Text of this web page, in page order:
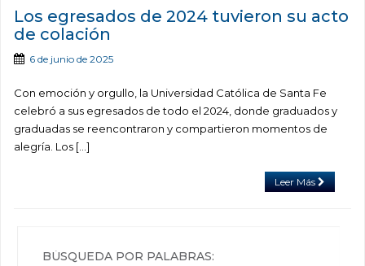
Los egresados de 2024 tuvieron su acto
de colación
6 de junio de 2025
Con emoción y orgullo, la Universidad Católica de Santa Fe
celebró a sus egresados de todo el 2024, donde graduados y
graduadas se reencontraron y compartieron momentos de
alegría. Los […]
Leer Más
BÚSQUEDA POR PALABRAS: